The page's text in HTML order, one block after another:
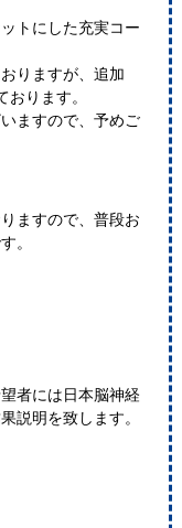
トにした充実コー
りますが、追加
ります。
ますので、予めご
ますので、普段お
。
者には日本脳神経
説明を致します。